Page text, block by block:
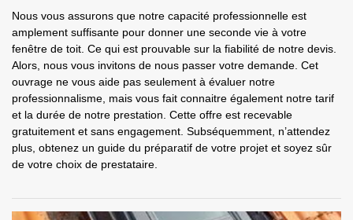
Nous vous assurons que notre capacité professionnelle est
amplement suffisante pour donner une seconde vie à votre
fenêtre de toit. Ce qui est prouvable sur la fiabilité de notre devis.
Alors, nous vous invitons de nous passer votre demande. Cet
ouvrage ne vous aide pas seulement à évaluer notre
professionnalisme, mais vous fait connaitre également notre tarif
et la durée de notre prestation. Cette offre est recevable
gratuitement et sans engagement. Subséquemment, n’attendez
plus, obtenez un guide du préparatif de votre projet et soyez sûr
de votre choix de prestataire.